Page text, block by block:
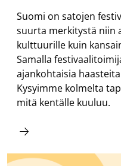
Suomi on satojen
suurta merkitystä niin
kulttuurille kuin
Samalla
ajankohtaisia
Kysyimme kolmelta
mitä kentälle kuuluu.